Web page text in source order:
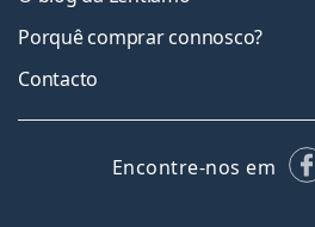
Porquê comprar connosco?
Contacto
Encontre-nos em